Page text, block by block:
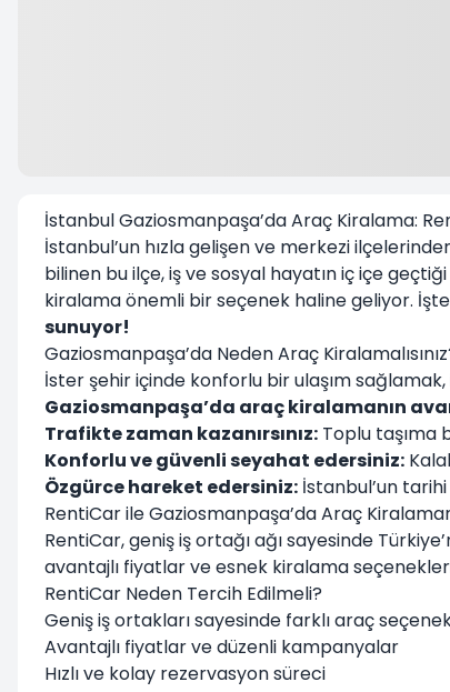
İstanbul Gaziosmanpaşa’da Araç Kiralama:
İstanbul’un hızla gelişen ve merkezi
bilinen bu ilçe, iş ve sosyal hayatın iç içe
kiralama önemli bir seçenek haline geliyor.
sunuyor!
Gaziosmanpaşa’da Neden Araç
İster şehir içinde konforlu bir ulaşım
Gaziosmanpaşa’da araç kiralamanın
Trafikte zaman kazanırsınız: Toplu taşıma
Konforlu ve güvenli seyahat edersiniz:
Özgürce hareket edersiniz: İstanbul’un
RentiCar ile Gaziosmanpaşa’da Araç
RentiCar, geniş iş ortağı ağı sayesinde
avantajlı fiyatlar ve esnek kiralama
RentiCar Neden Tercih Edilmeli?
Geniş iş ortakları sayesinde farklı araç
Avantajlı fiyatlar ve düzenli kampanyalar
Hızlı ve kolay rezervasyon süreci